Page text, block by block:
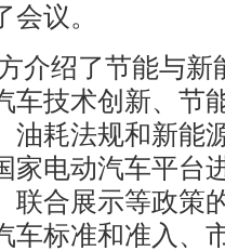
议。
介绍了节能与新
车技术创新、节
油耗法规和新能
家电动汽车平台
联合展示等政策
车标准和准入、